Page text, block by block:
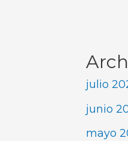
julio
junio
mayo